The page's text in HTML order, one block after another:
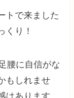
トで来ました
くり！
腰に自信がな
もしれませ
はあります。